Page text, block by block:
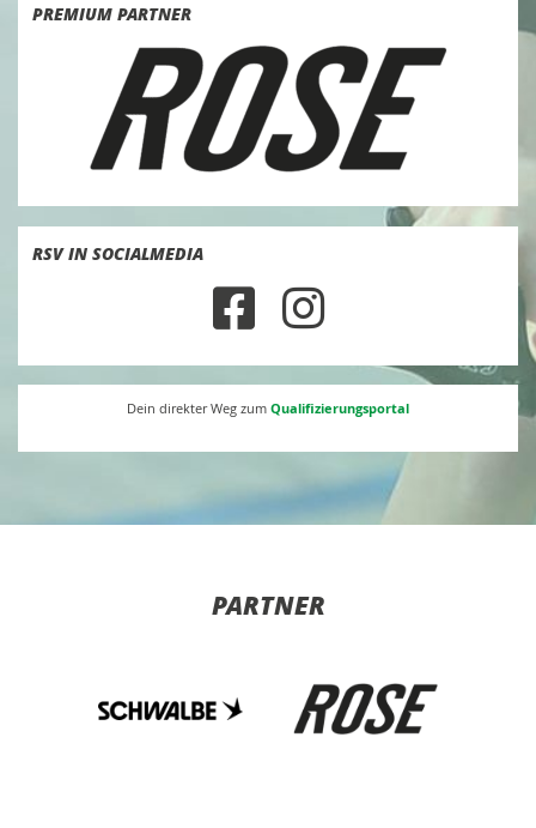
PREMIUM PARTNER
RSV IN SOCIALMEDIA
Dein direkter Weg zum Qualifizierungsportal
PARTNER